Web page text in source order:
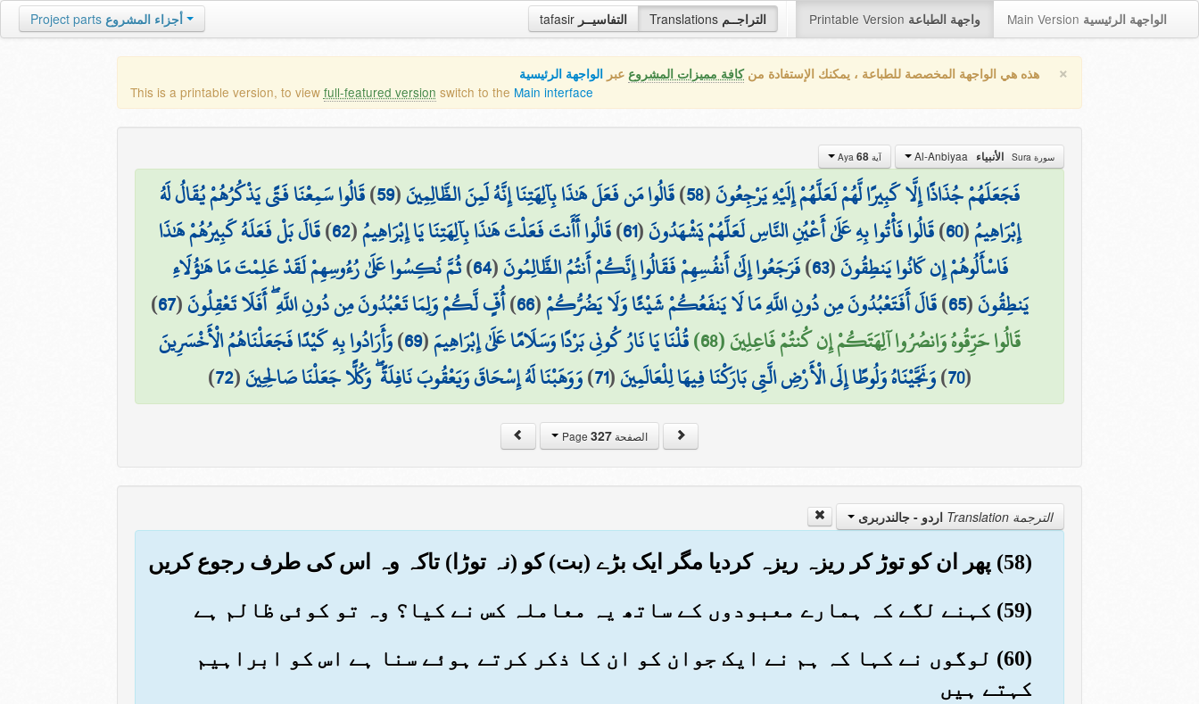
tafasir التفاسيــر Translations التراجــم Printable Version واجهة الطباعة Main Version الواجهة الرئيسية Project parts أجزاء المشروع
× هذه هي الواجهة المخصصة للطباعة ، يمكنك الإستفادة منكافة مميزات المشروع عبر الواجهة الرئيسية
This is a printable version, to view full-featured version switch to the Main interface
سورة Sura الأنبياء آية Aya 68
فَجَعَلَهُمْ جُذَاذًا إِلَّا كَبِيرًا لَّهُمْ لَعَلَّهُمْ إِلَيْهِ يَرْجِعُونَ(
58
)قَالُوا مَن فَعَلَ هَٰذَا بِآلِهَتِنَا إِنَّهُ لَمِنَ الظَّالِمِينَ(
59
)قَالُوا سَمِعْنَا فَتًى يَذْكُرُهُمْ يُقَالُ لَهُ
إِبْرَاهِيمُ(
60
)قَالُوا فَأْتُوا بِهِ عَلَىٰ أَعْيُنِ النَّاسِ لَعَلَّهُمْ يَشْهَدُونَ(
61
)قَالُوا أَأَنتَ فَعَلْتَ هَٰذَا بِآلِهَتِنَا يَا إِبْرَاهِيمُ(
62
)قَالَ بَلْ فَعَلَهُ كَبِيرُهُمْ هَٰذَا
فَاسْأَلُوهُمْ إِن كَانُوا يَنطِقُونَ(
63
)فَرَجَعُوا إِلَىٰ أَنفُسِهِمْ فَقَالُوا إِنَّكُمْ أَنتُمُ الظَّالِمُونَ(
64
)ثُمَّ نُكِسُوا عَلَىٰ رُءُوسِهِمْ لَقَدْ عَلِمْتَ مَا هَٰؤُلَاءِ
يَنطِقُونَ(
65
)قَالَ أَفَتَعْبُدُونَ مِن دُونِ اللَّهِ مَا لَا يَنفَعُكُمْ شَيْئًا وَلَا يَضُرُّكُمْ(
66
)أُفٍّ لَّكُمْ وَلِمَا تَعْبُدُونَ مِن دُونِ اللَّهِ ۖ أَفَلَا تَعْقِلُونَ(
67
)
قَالُوا حَرِّقُوهُ وَانصُرُوا آلِهَتَكُمْ إِن كُنتُمْ فَاعِلِينَ (68)
قُلْنَا يَا نَارُ كُونِي بَرْدًا وَسَلَامًا عَلَىٰ إِبْرَاهِيمَ(
69
)وَأَرَادُوا بِهِ كَيْدًا فَجَعَلْنَاهُمُ الْأَخْسَرِينَ
(
70
)وَنَجَّيْنَاهُ وَلُوطًا إِلَى الْأَرْضِ الَّتِي بَارَكْنَا فِيهَا لِلْعَالَمِينَ(
71
)وَوَهَبْنَا لَهُ إِسْحَاقَ وَيَعْقُوبَ نَافِلَةً ۖ وَكُلًّا جَعَلْنَا صَالِحِينَ(
72
)
الصفحة Page327
الترجمة Translation اردو - جالندربرى
(58) پھر ان کو توڑ کر ریزہ ریزہ کردیا مگر ایک بڑے (بت) کو (نہ توڑا) تاکہ وہ اس کی طرف رجوع کریں
(59) کہنے لگے کہ ہمارے معبودوں کے ساتھ یہ معاملہ کس نے کیا؟ وہ تو کوئی ظالم ہے
(60) لوگوں نے کہا کہ ہم نے ایک جوان کو ان کا ذکر کرتے ہوئے سنا ہے اس کو ابراہیم
کہتے ہیں